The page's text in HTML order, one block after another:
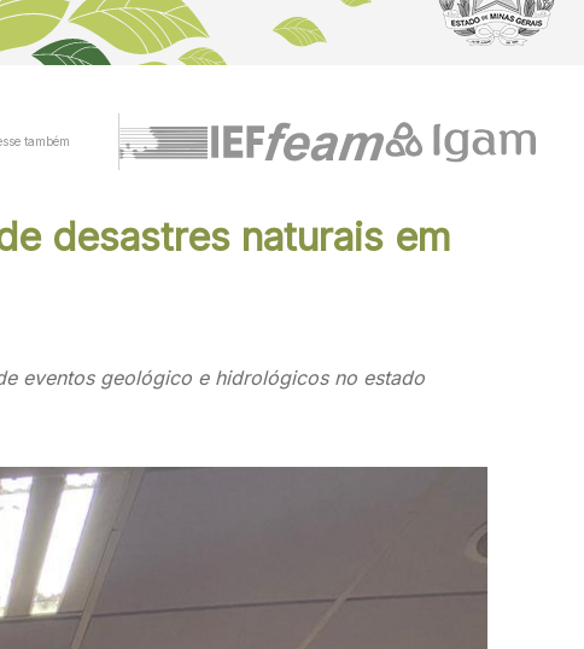
também
desastres naturais em
eventos geológico e hidrológicos no estado